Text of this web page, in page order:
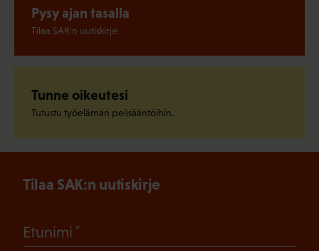
Pysy ajan tasalla
Tilaa SAK:n uutiskirje.
Tunne oikeutesi
Tutustu työelämän pelisääntöihin.
Tilaa SAK:n uutiskirje
Etunimi